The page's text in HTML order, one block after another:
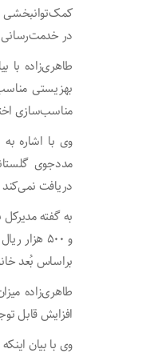
کمک‌توانبخشی
در
طاهری‌زاده با
مناسب‌سازی
وی با اشاره
مددجوی
دریافت
براساس بُعد
افزایش قابل
وی با بیان